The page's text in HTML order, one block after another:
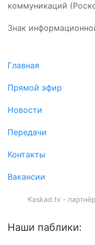
коммуникаций
Знак
Главная
Прямой эфир
Новости
Передачи
Контакты
Вакансии
Kaskad.tv -
Наши паблики: